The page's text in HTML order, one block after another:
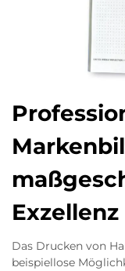
Exzellenz
Das Drucken von
beispiellose